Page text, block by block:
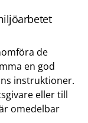
de
en god
instruktioner.
eller till
omedelbar